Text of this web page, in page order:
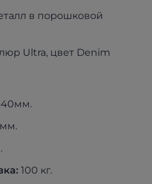
в порошковой
Ultra, цвет Denim
100 кг.